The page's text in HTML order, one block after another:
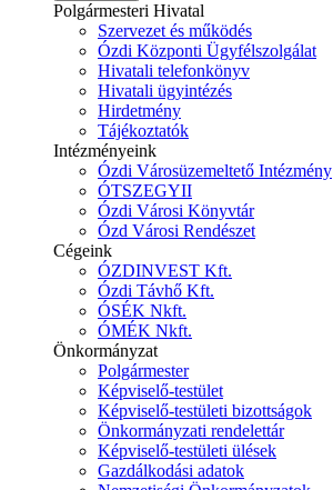
Polgármesteri Hivatal
Szervezet és működés
Ózdi Központi Ügyfélszolgálat
Hivatali telefonkönyv
Hivatali ügyintézés
Hirdetmény
Tájékoztatók
Intézményeink
Ózdi Városüzemeltető Intézmény
ÓTSZEGYII
Ózdi Városi Könyvtár
Ózd Városi Rendészet
Cégeink
ÓZDINVEST Kft.
Ózdi Távhő Kft.
ÓSÉK Nkft.
ÓMÉK Nkft.
Önkormányzat
Polgármester
Képviselő-testület
Képviselő-testületi bizottságok
Önkormányzati rendelettár
Képviselő-testületi ülések
Gazdálkodási adatok